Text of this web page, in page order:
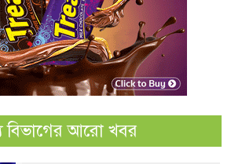
বিভাগের আরো খবর